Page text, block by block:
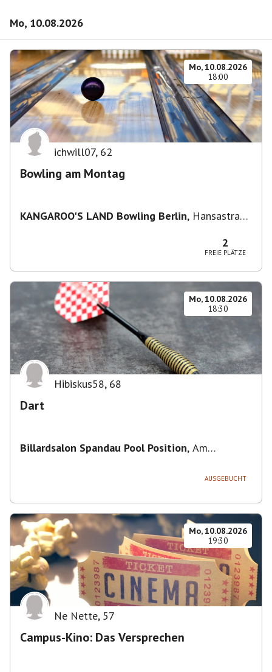
Mo, 10.08.2026
Mo, 10.08.2026
18:00
ichwill07, 62
Bowling am Montag
KANGAROO'S LAND Bowling Berlin, Hansastraße
2
FREIE PLÄTZE
Mo, 10.08.2026
18:30
Hibiskus58, 68
Dart
Billardsalon Spandau Pool Position, Am
AUSGEBUCHT
Mo, 10.08.2026
19:30
Ne Nette, 57
Campus-Kino: Das Versprechen